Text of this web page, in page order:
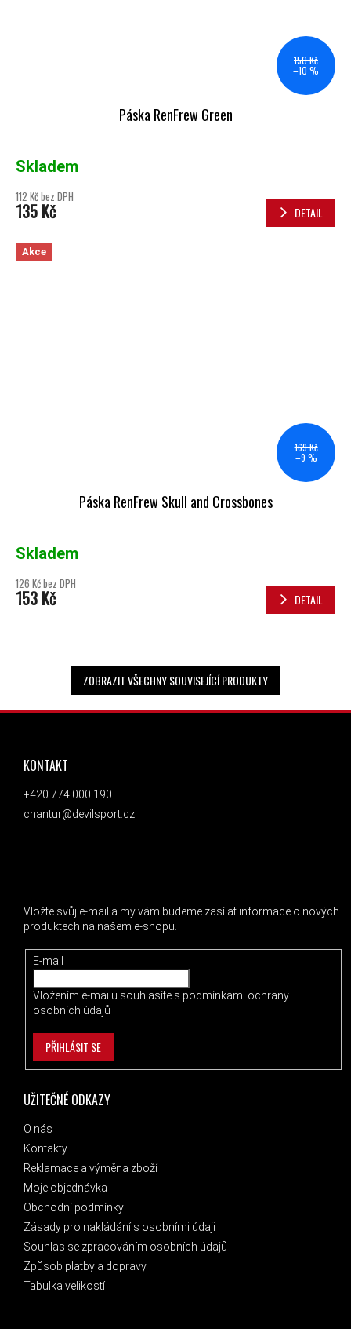
150 Kč
–10 %
Páska RenFrew Green
Skladem
112 Kč bez DPH
135 Kč DETAIL
Akce
169 Kč
–9 %
Páska RenFrew Skull and Crossbones
Skladem
126 Kč bez DPH
153 Kč DETAIL
ZOBRAZIT VŠECHNY SOUVISEJÍCÍ PRODUKTY
ZÁPATÍ
UŽITEČNÉ ODKAZY
O nás
Kontakty
Reklamace a výměna zboží
Moje objednávka
Obchodní podmínky
Zásady pro nakládání s osobními údaji
Souhlas se zpracováním osobních údajů
Způsob platby a dopravy
Tabulka velikostí
KONTAKT
+420 774 000 190
chantur@devilsport.cz
Vložte svůj e-mail a my vám budeme zasílat informace o nových
produktech na našem e-shopu.
E-mail
Vložením e-mailu souhlasíte s podmínkami ochrany
osobních údajů
PŘIHLÁSIT SE